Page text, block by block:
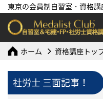
東京の会員制自習室・資格
ホーム 資格講座トッ
社労士 三面記事！